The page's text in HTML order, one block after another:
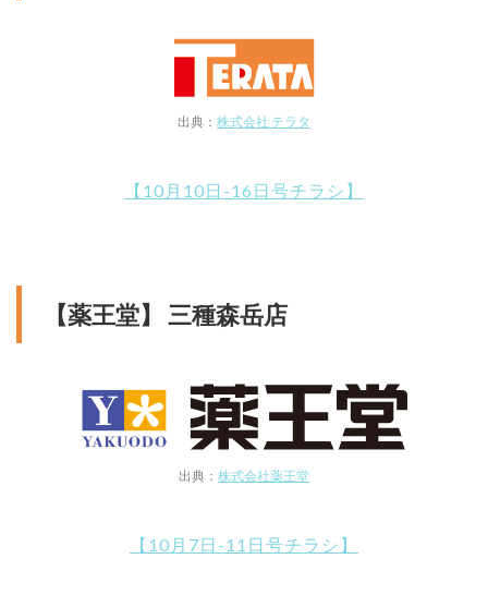
出典： 株式会社 テラタ
【10月10日-16日号チラシ】
【薬王堂】 三種森岳店
出典： 株式会社薬王堂
【10月7日-11日号チラシ】